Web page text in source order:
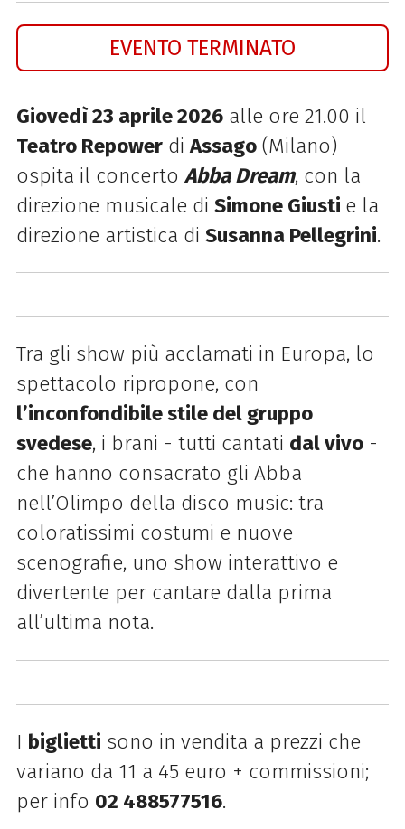
EVENTO TERMINATO
Giovedì 23 aprile 2026alle ore 21.00 il
Teatro RepowerdiAssago(Milano)
ospita il concerto Abba Dream, con la
direzione musicale di Simone Giusti e la
direzione artistica di Susanna Pellegrini.
Tra gli show più acclamati in Europa, lo
spettacolo ripropone, con
l’inconfondibile stile del gruppo
svedese, i brani - tutti cantati dal vivo-
che hanno consacrato gli Abba
nell’Olimpo della disco music: tra
coloratissimi costumi e nuove
scenografie, uno show interattivo e
divertente per cantare dalla prima
all’ultima nota.
I biglietti sono in vendita a prezzi che
variano da 11 a 45 euro + commissioni;
per info 02 488577516.